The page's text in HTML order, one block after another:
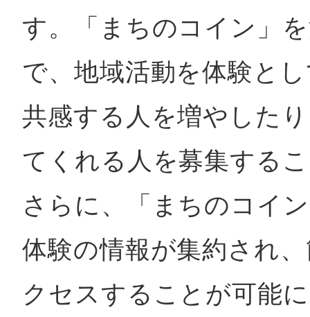
す。「まちのコイン」
で、地域活動を体験と
共感する人を増やした
てくれる人を募集する
さらに、「まちのコイ
体験の情報が集約され
クセスすることが可能